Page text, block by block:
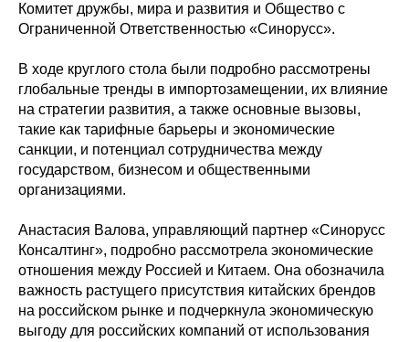
Комитет дружбы, мира и развития и Общество с
Ограниченной Ответственностью «Синорусс».
В ходе круглого стола были подробно рассмотрены
глобальные тренды в импортозамещении, их влияние
на стратегии развития, а также основные вызовы,
такие как тарифные барьеры и экономические
санкции, и потенциал сотрудничества между
государством, бизнесом и общественными
организациями.
Анастасия Валова, управляющий партнер «Синорусс
Консалтинг», подробно рассмотрела экономические
отношения между Россией и Китаем. Она обозначила
важность растущего присутствия китайских брендов
на российском рынке и подчеркнула экономическую
выгоду для российских компаний от использования